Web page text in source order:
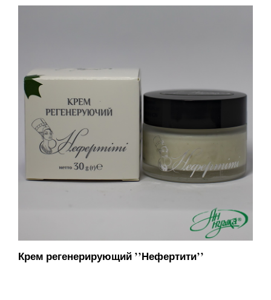
Крем регенерирующий ’’Нефертити’’